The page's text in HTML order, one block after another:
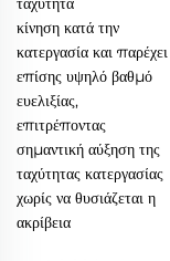
κίνηση κατά την
κατεργασία και παρέχει
επίσης υψηλό βαθμό
ευελιξίας,
επιτρέποντας
σημαντική αύξηση της
ταχύτητας κατεργασίας
χωρίς να θυσιάζεται η
ακρίβεια